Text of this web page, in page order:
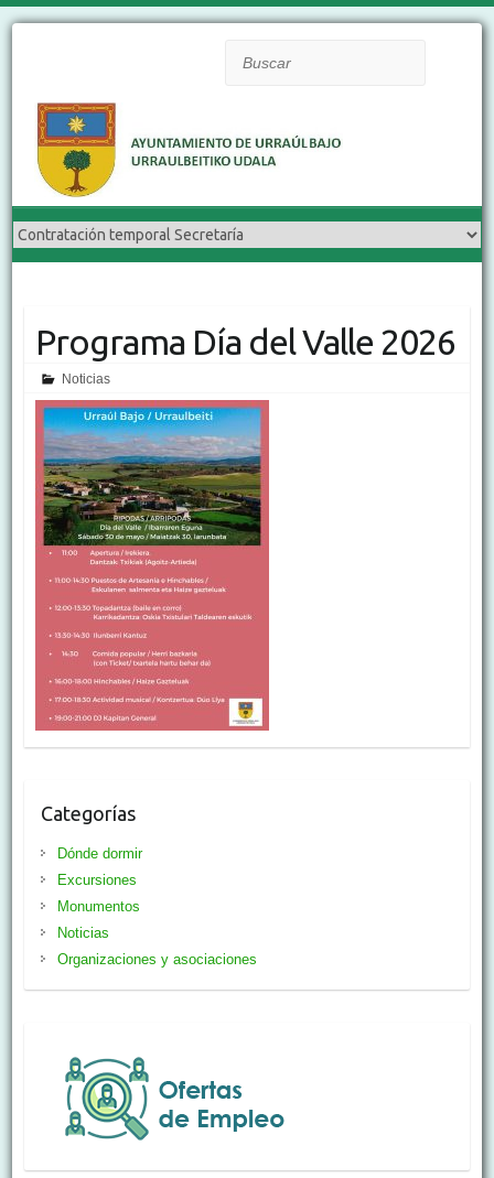
Programa Día del Valle 2026
Noticias
Categorías
Dónde dormir
Excursiones
Monumentos
Noticias
Organizaciones y asociaciones